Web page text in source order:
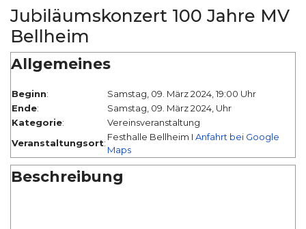
Jubiläumskonzert 100 Jahre MV
Bellheim
Allgemeines
Beginn:
Samstag, 09. März 2024, 19:00 Uhr
Ende:
Samstag, 09. März 2024, Uhr
Kategorie:
Vereinsveranstaltung
Veranstaltungsort:
Festhalle Bellheim I Anfahrt bei Google
Maps
Beschreibung